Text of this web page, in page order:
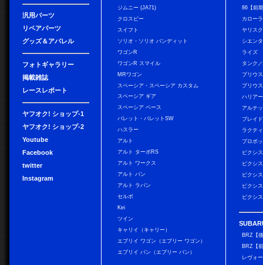
汎用パーツ
リペアパーツ
グッズ＆アパレル
フォトギャラリー
掲載雑誌
レースレポート
ヤフオク! ショップ-1
ヤフオク! ショップ-2
Youtube
Facebook
twitter
Instagram
ジムニー (JA71)
クロスビー
スイフト
ソリオ・ソリオ バンディット
ワゴンR
ワゴンR スマイル
MRワゴン
スペーシア・スペーシア カスタム
スペーシア ギア
スペーシア ベース
パレット・パレットSW
ハスラー
アルト
アルト ターボRS
アルト ワークス
アルト バン
アルト ラパン
セルボ
Kei
ツイン
キャリイ（キャリー）
エブリイ ワゴン（エブリー ワゴン）
エブリイ バン（エブリー バン）
86【前
カロー
ヤリス
シエンタ
ライズ
タンク
プリウス
プリウ
ハリアー
アルテ
ブレイド
ラクテ
プロボ
ピクシ
ピクシ
ピクシ
ピクシ
ピクシ
BRZ【
BRZ【
レヴォ